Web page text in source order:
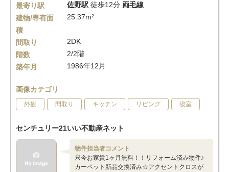
最寄り駅
佐野駅 徒歩12分 両毛線
建物/専有面
積
25.37m²
間取り
2DK
階数
2/2階
築年月
1986年12月
画像カテゴリ
外観 間取り キッチン リビング 寝室
センチュリー21いい不動産ネット
物件担当者コメント
只今お家賃1ヶ月無料！！リフォーム済み物件♪
カーペット新品交換済み☆アクセントクロスが